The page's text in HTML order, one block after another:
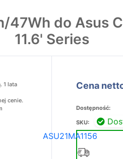
47Wh do Asus
11.6' Series
1 lata
cenie.
Cena
Dostępność:
SKU:
ASU21MA1156